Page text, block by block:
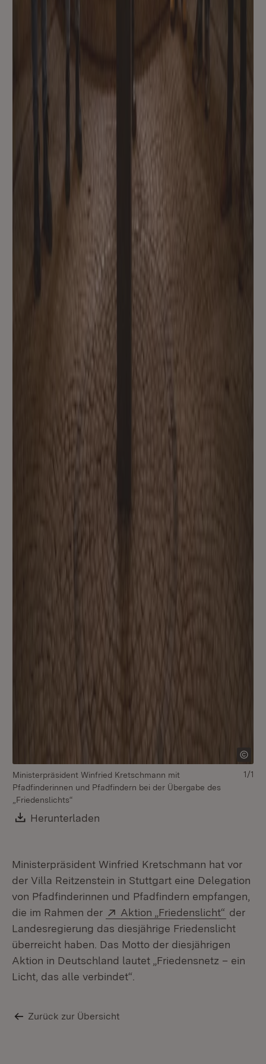
Ministerpräsident Winfried Kretschmann mit
Pfadfinderinnen und Pfadfindern bei der Übergabe des
„Friedenslichts“
Download:
Herunterladen
1/1
Ministerpräsident Winfried Kretschmann hat vor
der Villa Reitzenstein in Stuttgart eine Delegation
von Pfadfinderinnen und Pfadfindern empfangen,
die im Rahmen der
Extern:
Aktion „Friedenslicht“ (Öffnet
der
Landesregierung das diesjährige Friedenslicht
überreicht haben. Das Motto der diesjährigen
Aktion in Deutschland lautet „Friedensnetz – ein
Licht, das alle verbindet“.
Zurück zur Übersicht